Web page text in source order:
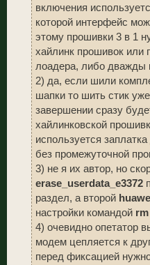
включения
которой интерфейс
этому прошивки 3 в 1
хайлинк прошивок или
лоадера, либо дважды
2) да, если шили
шапки то шить стик
завершении сразу
хайлинковской
используется
без промежуточной
3) не я их автор, но
erase_userdata_e3372
раздел, а второй
настройки командой
4) очевидно опетатор
модем цепляется к
перед фиксацией